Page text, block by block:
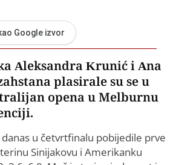
Google izvor
Aleksandra Krunić i Ana
plasirale su se u
opena u Melburnu
danas u četvrtfinalu pobijedile prve
Sinijakovu i Amerikanku